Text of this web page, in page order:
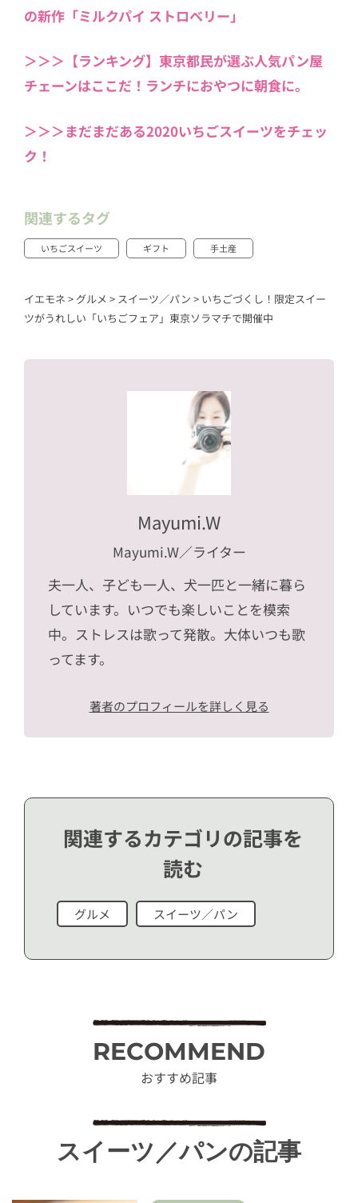
の新作「ミルクパイ ストロベリー」
＞＞＞【ランキング】東京都民が選ぶ人気パン屋
チェーンはここだ！ランチにおやつに朝食に。
＞＞＞まだまだある2020いちごスイーツをチェッ
ク！
関連するタグ
いちごスイーツ ギフト 手土産
イエモネ > グルメ > スイーツ／パン > いちごづくし！限定スイー
ツがうれしい「いちごフェア」東京ソラマチで開催中
Mayumi.W
Mayumi.W／ライター
夫一人、子ども一人、犬一匹と一緒に暮ら
しています。いつでも楽しいことを模索
中。ストレスは歌って発散。大体いつも歌
ってます。
著者のプロフィールを詳しく見る
関連するカテゴリの記事を
読む
グルメ スイーツ／パン
RECOMMEND
おすすめ記事
スイーツ／パンの記事